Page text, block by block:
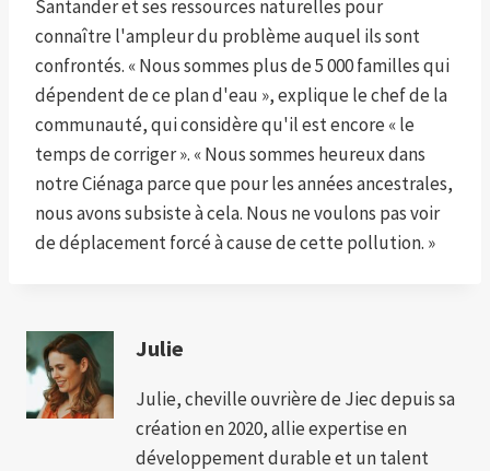
Santander et ses ressources naturelles pour
connaître l'ampleur du problème auquel ils sont
confrontés. « Nous sommes plus de 5 000 familles qui
dépendent de ce plan d'eau », explique le chef de la
communauté, qui considère qu'il est encore « le
temps de corriger ». « Nous sommes heureux dans
notre Ciénaga parce que pour les années ancestrales,
nous avons subsiste à cela. Nous ne voulons pas voir
de déplacement forcé à cause de cette pollution. »
Julie
Julie, cheville ouvrière de Jiec depuis sa
création en 2020, allie expertise en
développement durable et un talent